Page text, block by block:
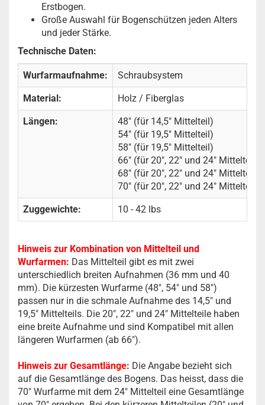
Erstbogen.
Große Auswahl für Bogenschützen jeden Alters
und jeder Stärke.
Technische Daten:
Wurfarmaufnahme: Schraubsystem
Material: Holz / Fiberglas
Längen:
48" (für 14,5" Mittelteil)
54" (für 19,5" Mittelteil)
58" (für 19,5" Mittelteil)
66" (für 20", 22" und 24" Mittelteil)
68" (für 20", 22" und 24" Mittelteil)
70" (für 20", 22" und 24" Mittelteil)
Zuggewichte: 10 - 42 lbs
Hinweis zur Kombination von Mittelteil und
Wurfarmen: Das Mittelteil gibt es mit zwei
unterschiedlich breiten Aufnahmen (36 mm und 40
mm). Die kürzesten Wurfarme (48", 54" und 58")
passen nur in die schmale Aufnahme des 14,5" und
19,5" Mittelteils. Die 20", 22" und 24" Mittelteile haben
eine breite Aufnahme und sind Kompatibel mit allen
längeren Wurfarmen (ab 66").
Hinweis zur Gesamtlänge: Die Angabe bezieht sich
auf die Gesamtlänge des Bogens. Das heisst, dass die
70" Wurfarme mit dem 24" Mittelteil eine Gesamtlänge